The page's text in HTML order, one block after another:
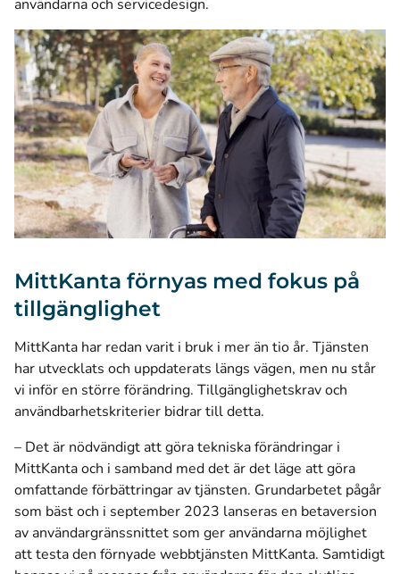
användarna och servicedesign.
MittKanta förnyas med fokus på
tillgänglighet
MittKanta har redan varit i bruk i mer än tio år. Tjänsten
har utvecklats och uppdaterats längs vägen, men nu står
vi inför en större förändring. Tillgänglighetskrav och
användbarhetskriterier bidrar till detta.
– Det är nödvändigt att göra tekniska förändringar i
MittKanta och i samband med det är det läge att göra
omfattande förbättringar av tjänsten. Grundarbetet pågår
som bäst och i september 2023 lanseras en betaversion
av användargränssnittet som ger användarna möjlighet
att testa den förnyade webbtjänsten MittKanta. Samtidigt